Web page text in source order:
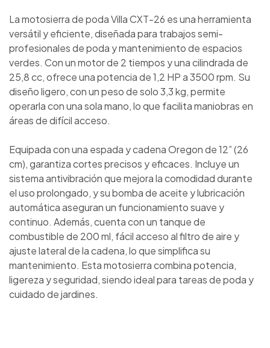
La motosierra de poda Villa CXT-26 es una herramienta
versátil y eficiente, diseñada para trabajos semi-
profesionales de poda y mantenimiento de espacios
verdes. Con un motor de 2 tiempos y una cilindrada de
25,8 cc, ofrece una potencia de 1,2 HP a 3500 rpm. Su
diseño ligero, con un peso de solo 3,3 kg, permite
operarla con una sola mano, lo que facilita maniobras en
áreas de difícil acceso.
Equipada con una espada y cadena Oregon de 12” (26
cm), garantiza cortes precisos y eficaces. Incluye un
sistema antivibración que mejora la comodidad durante
el uso prolongado, y su bomba de aceite y lubricación
automática aseguran un funcionamiento suave y
continuo. Además, cuenta con un tanque de
combustible de 200 ml, fácil acceso al filtro de aire y
ajuste lateral de la cadena, lo que simplifica su
mantenimiento. Esta motosierra combina potencia,
ligereza y seguridad, siendo ideal para tareas de poda y
cuidado de jardines.